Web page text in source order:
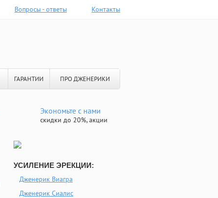
Вопросы - ответы Контакты
ГАРАНТИИ ПРО ДЖЕНЕРИКИ
Экономьте с нами
скидки до 20%, акции
УСИЛЕНИЕ ЭРЕКЦИИ:
Дженерик Виагра
Дженерик Сиалис